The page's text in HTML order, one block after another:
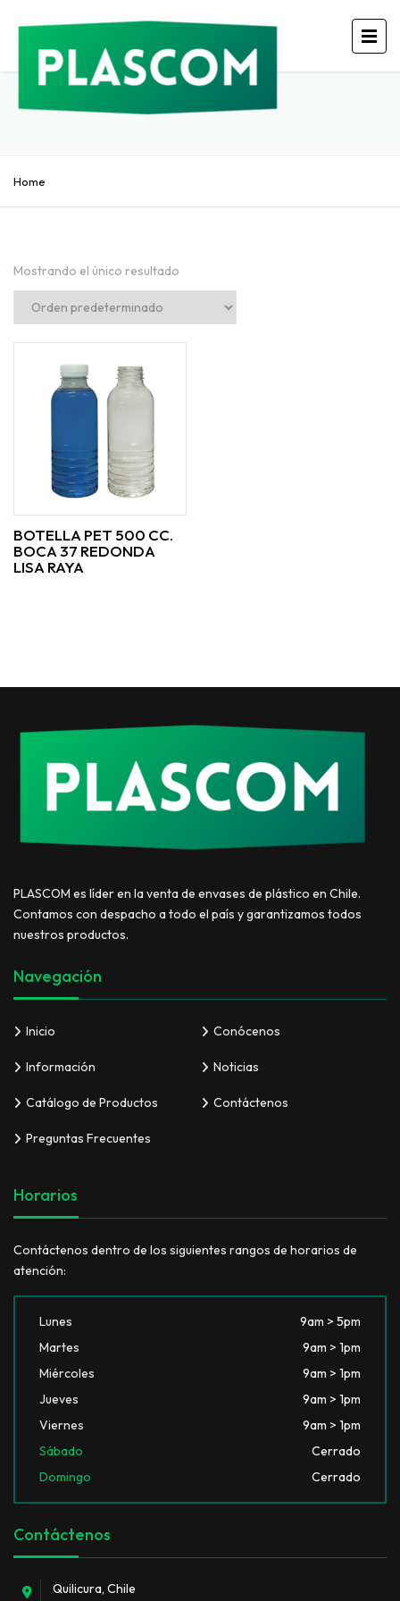
Home
Mostrando el único resultado
BOTELLA PET 500 CC.
BOCA 37 REDONDA
LISA RAYA
PLASCOM es líder en la venta de envases de plástico en Chile.
Contamos con despacho a todo el país y garantizamos todos
nuestros productos.
Navegación
Inicio Conócenos
Información Noticias
Catálogo de Productos Contáctenos
Preguntas Frecuentes
Horarios
Contáctenos dentro de los siguientes rangos de horarios de
atención:
Lunes
9am > 5pm
Martes
9am > 1pm
Miércoles
9am > 1pm
Jueves
9am > 1pm
Viernes
9am > 1pm
Sábado
Cerrado
Domingo
Cerrado
Contáctenos
Quilicura, Chile